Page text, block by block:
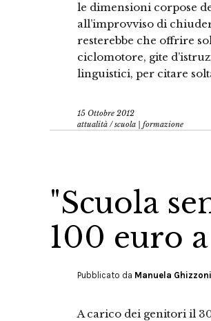
le dimensioni corpose
all’improvviso di
resterebbe che offrire
ciclomotore, gite
linguistici, per citare
15 Ottobre 2012
attualità /scuola | formazione
"Scuola
100 euro
Pubblicato da Manuela Ghizzoni
A carico dei genitori il